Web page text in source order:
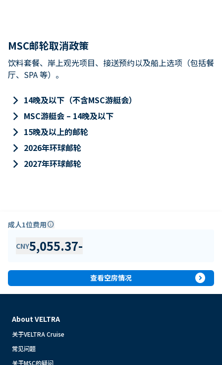
MSC邮轮取消政策
饮料套餐、岸上观光项目、接送预约以及船上选项（包括餐
厅、SPA 等）。
keyboard_arrow_right 14晚及以下（不含MSC游艇会）
keyboard_arrow_right MSC游艇会 – 14晚及以下
keyboard_arrow_right 15晚及以上的邮轮
keyboard_arrow_right 2026年环球邮轮
keyboard_arrow_right 2027年环球邮轮
成人1位费用info
CNY5,055.37-
查看空房情况 expand_circle_right
About VELTRA
关于VELTRA Cruise
常见问题
关于MSC的疑问